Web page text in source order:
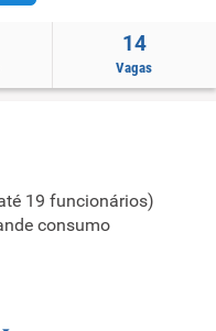
14
Vagas
19 funcionários)
consumo